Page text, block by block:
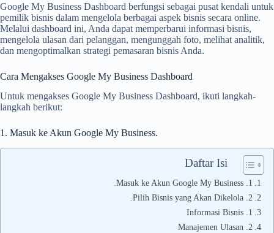
Google My Business Dashboard berfungsi sebagai pusat kendali untuk
pemilik bisnis dalam mengelola berbagai aspek bisnis secara online.
Melalui dashboard ini, Anda dapat memperbarui informasi bisnis,
mengelola ulasan dari pelanggan, mengunggah foto, melihat analitik,
dan mengoptimalkan strategi pemasaran bisnis Anda.
Cara Mengakses Google My Business Dashboard
Untuk mengakses Google My Business Dashboard, ikuti langkah-
langkah berikut:
1. Masuk ke Akun Google My Business.
Daftar Isi
1. Masuk ke Akun Google My Business.
2. Pilih Bisnis yang Akan Dikelola.
1. Informasi Bisnis
2. Manajemen Ulasan